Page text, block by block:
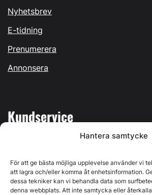
Hantera samtycke
För att ge bästa möjliga upplevelse använder vi
att lagra och/eller komma åt enhetsinformation.
dessa tekniker kan vi behandla data som
denna webbplats. Att inte samtycka eller
Nyhetsbrev
E-tidning
Prenumerera
Annonsera
Kundservice
Kontakta oss